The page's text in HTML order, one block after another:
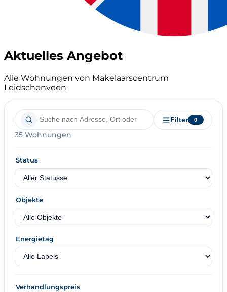
Aktuelles Angebot
Alle Wohnungen von Makelaarscentrum
Leidschenveen
Filter 0
35 Wohnungen
Status
Objekte
Energietag
Verhandlungspreis